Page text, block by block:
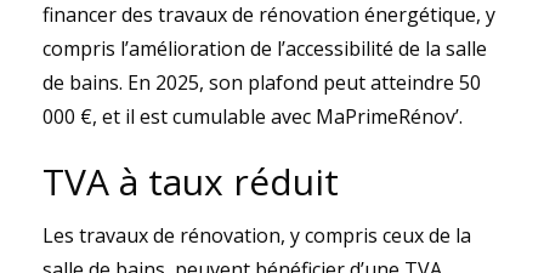
financer des travaux de rénovation énergétique, y
compris l’amélioration de l’accessibilité de la salle
de bains. En 2025, son plafond peut atteindre 50
000 €, et il est cumulable avec MaPrimeRénov’.
TVA à taux réduit
Les travaux de rénovation, y compris ceux de la